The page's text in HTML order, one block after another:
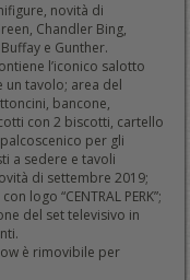
novità di
Chandler Bing,
e Gunther.
l’iconico salotto
un tavolo; area del
bancone,
con 2 biscotti, cartello
per gli
a sedere e tavoli
di settembre 2019;
logo “CENTRAL PERK”;
del set televisivo in
è rimovibile per